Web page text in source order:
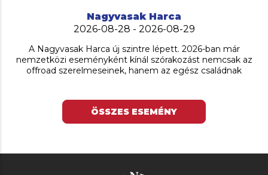
Nagyvasak Harca
2026-08-28 - 2026-08-29
A Nagyvasak Harca új szintre lépett. 2026-ban már
nemzetközi eseményként kínál szórakozást nemcsak az
offroad szerelmeseinek, hanem az egész családnak
ÖSSZES ESEMÉNY